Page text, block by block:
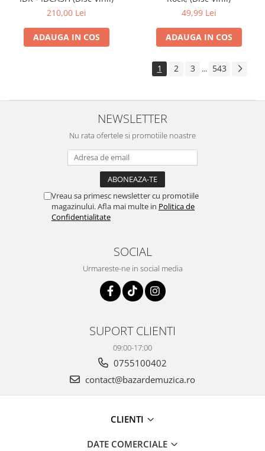
210,00 Lei
ADAUGA IN COS
49,99 Lei
ADAUGA IN COS
1 2 3 ... 543
NEWSLETTER
Nu rata ofertele si promotiile noastre
Vreau sa primesc newsletter cu promotiile
magazinului. Afla mai multe in Politica de
Confidentialitate
SOCIAL
Urmareste-ne in social media
SUPORT CLIENTI
09:00-17:00
0755100402
contact@bazardemuzica.ro
CLIENTI
DATE COMERCIALE